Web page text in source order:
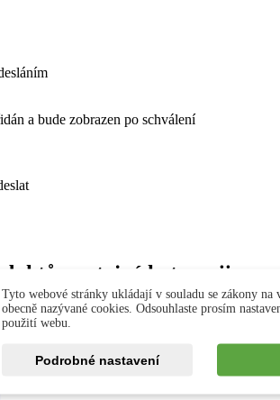
a bude zobrazen po schválení
ve stejné kategorii
100ml
na základě
Tyto webové stránky ukládají v souladu se zákony na
obecně nazývané cookies. Odsouhlaste prosím
použití webu.
Podrobné nastavení